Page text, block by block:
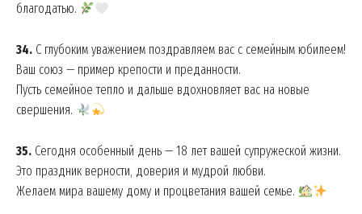
благодатью.
34. С глубоким уважением поздравляем вас с семейным юбилеем!
Ваш союз — пример крепости и преданности.
Пусть семейное тепло и дальше вдохновляет вас на новые
свершения.
35. Сегодня особенный день — 18 лет вашей супружеской жизни.
Это праздник верности, доверия и мудрой любви.
Желаем мира вашему дому и процветания вашей семье.